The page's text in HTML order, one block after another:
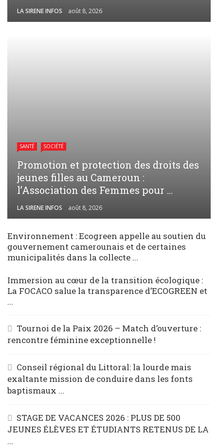
LA SIRENE INFOS août 8, 2026
SANTÉ SOCIÉTÉ
Promotion et protection des droits des
jeunes filles au Cameroun :
l’Association des Femmes pour ...
LA SIRENE INFOS août 8, 2026
Environnement : Ecogreen appelle au soutien du
gouvernement camerounais et de certaines
municipalités dans la collecte ...
Immersion au cœur de la transition écologique :
La FOCACO salue la transparence d’ECOGREEN et
...
Tournoi de la Paix 2026 – Match d’ouverture :
rencontre féminine exceptionnelle !
Conseil régional du Littoral: la lourde mais
exaltante mission de conduire dans les fonts
baptismaux ...
STAGE DE VACANCES 2026 : PLUS DE 500
JEUNES ÉLÈVES ET ÉTUDIANTS RETENUS DE LA
...